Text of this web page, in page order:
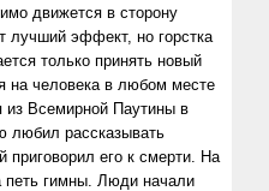
движется в сторону
лучший эффект, но горстка
только принять новый
на человека в любом месте
из Всемирной Паутины в
любил рассказывать
приговорил его к смерти. На
петь гимны. Люди начали